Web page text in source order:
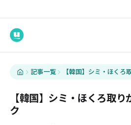
記事一覧 【韓国】シミ・ほくろ
【韓国】シミ・ほくろ取
ク